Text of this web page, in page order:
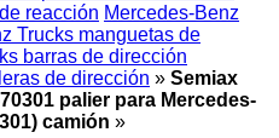
reacción Mercedes-Benz
Trucks manguetas de
barras de dirección
de dirección » Semiax
palier para Mercedes-
camión »